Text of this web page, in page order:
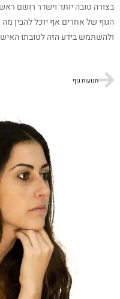
בצורה טובה יותר וישדר רושם
הגוף של אחרים אף יוכל להבין
ולהשתמש בידע הזה לטובתו
תנועות גוף